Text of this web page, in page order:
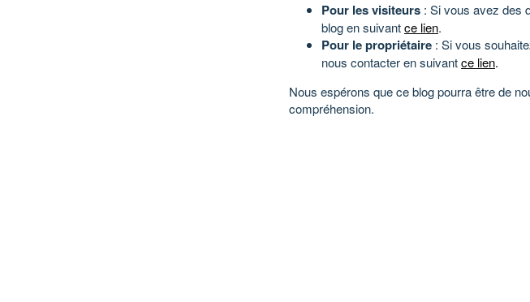
Pour les visiteurs : Si vous avez des
blog en suivantce lien.
Pour le propriétaire : Si vous
nous contacter en suivantce lien.
Nous espérons que ce blog pourra être de
compréhension.